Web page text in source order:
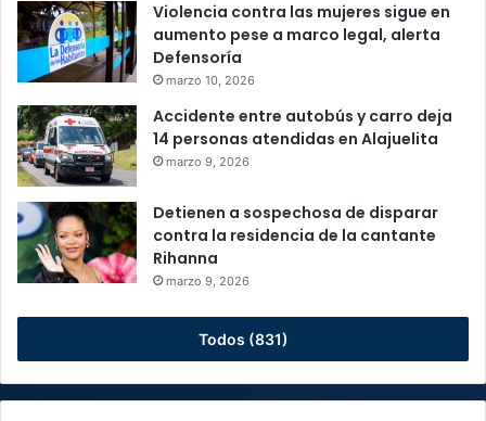
Violencia contra las mujeres sigue en
aumento pese a marco legal, alerta
Defensoría
marzo 10, 2026
Accidente entre autobús y carro deja
14 personas atendidas en Alajuelita
marzo 9, 2026
Detienen a sospechosa de disparar
contra la residencia de la cantante
Rihanna
marzo 9, 2026
Todos (831)